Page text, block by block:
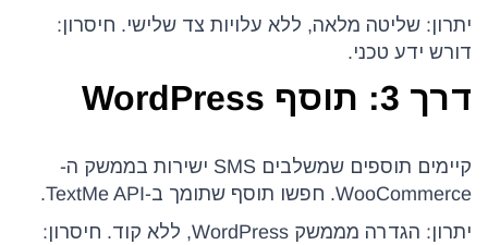
יתרון: שליטה מלאה, ללא עלויות צד שלישי. חיסרון:
דורש ידע טכני.
דרך 3: תוסף WordPress
קיימים תוספים שמשלבים SMS ישירות בממשק ה-
WooCommerce. חפשו תוסף שתומך ב-TextMe API.
יתרון: הגדרה מממשק WordPress, ללא קוד. חיסרון: